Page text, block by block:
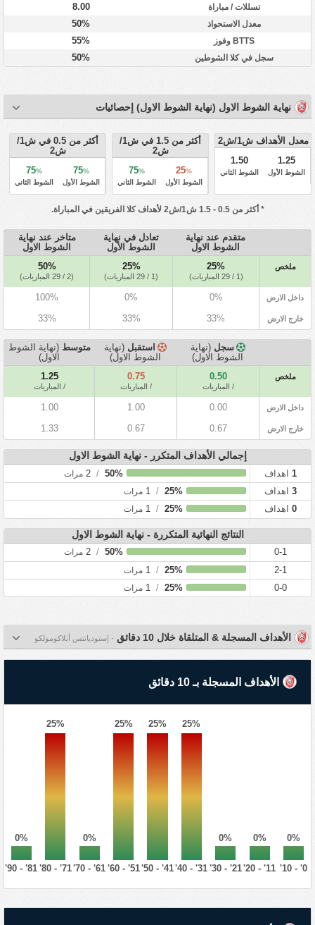
تسللات / مباراة 8.00
معدل الاستحواذ 50%
BTTS وفوز 55%
سجل في كلا الشوطين 50%
نهاية الشوط الاول (نهاية الشوط الاول) إحصائيات
معدل الأهداف ش1/ش2
1.25
الشوط الأول
1.50
الشوط الثاني
أكثر من 1.5 في ش1/
ش2
25%
الشوط الأول
75%
الشوط الثاني
أكثر من 0.5 في ش1/
ش2
75%
الشوط الأول
75%
الشوط الثاني
* أكثر من 0.5 - 1.5 ش1/ش2 لأهداف كلا الفريقين في المباراة.
متقدم عند نهاية
الشوط الاول
تعادل في نهاية
الشوط الأول
متاخر عند نهاية
الشوط الاول
ملخص 25%
(1 / 29 المباريات)
25%
(1 / 29 المباريات)
50%
(2 / 29 المباريات)
داخل الارض 0%
0%
100%
خارج الارض 33%
33%
33%
سجل (نهاية
الشوط الاول)
استقبل (نهاية
الشوط الاول)
متوسط (نهاية الشوط
الاول)
ملخص 0.50
/ المباريات
0.75
/ المباريات
1.25
/ المباريات
داخل الارض 0.00
1.00
1.00
خارج الارض 0.67
0.67
1.33
إجمالي الأهداف المتكرر - نهاية الشوط الاول
1 اهداف 50%
/
2 مرات
3 اهداف 25%
/
1 مرات
0 اهداف 25%
/
1 مرات
النتائج النهائية المتكررة - نهاية الشوط الاول
0-1
50%
/
2 مرات
2-1
25%
/ مرات
0-0
25%
/
1 مرات
الأهداف المسجلة & المتلقاة خلال 10 دقائق - إستوديانتس أتلاكومولكو
الأهداف المسجلة بـ 10 دقائق
0%
25%
0%
25% 25% 25%
0% 0% 0%
81' - 90' 71' - 80' 61' - 70' 51' - 60' 41' - 50' 31' - 40' 21' - 30' 11' - 20' 0' - 10'